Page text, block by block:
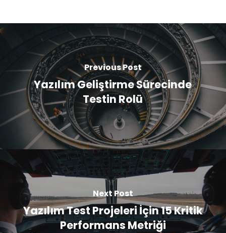
Previous Post
Yazılım Geliştirme Sürecinde
Testin Rolü
Next Post
Yazılım Test Projeleri İçin 15 Kritik
Performans Metriği